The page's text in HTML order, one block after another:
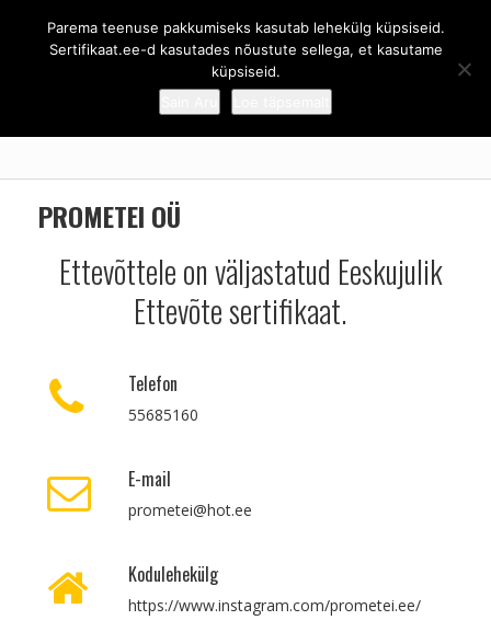
Sertifikaat.ee - Eeskujulik ettevõte
PROMETEI OÜ
Ettevõttele on väljastatud Eeskujulik
Ettevõte sertifikaat.
Telefon
55685160
E-mail
prometei@hot.ee
Kodulehekülg
https://www.instagram.com/prometei.ee/
Parema teenuse pakkumiseks kasutab lehekülg küpsiseid.
Sertifikaat.ee-d kasutades nõustute sellega, et kasutame
küpsiseid.